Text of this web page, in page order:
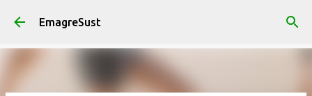
Pular para o conteúdo principal
EmagreSust